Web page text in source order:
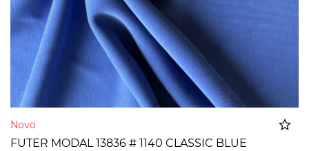
Novo
FUTER MODAL 13836 # 1140 CLASSIC BLUE